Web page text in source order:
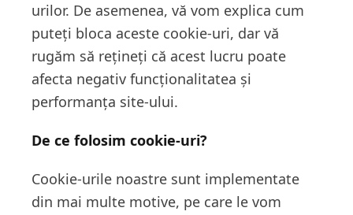
urilor. De asemenea, vă vom explica cum
puteți bloca aceste cookie-uri, dar vă
rugăm să rețineți că acest lucru poate
afecta negativ funcționalitatea și
performanța site-ului.
De ce folosim cookie-uri?
Cookie-urile noastre sunt implementate
din mai multe motive, pe care le vom